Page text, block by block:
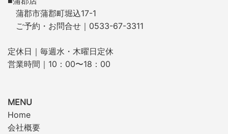
蒲郡市蒲郡町堀込17-1
ご予約・お問合せ｜0533-67-3311
定休日｜毎週水・木曜日定休
営業時間｜10：00〜18：00
MENU
Home
会社概要